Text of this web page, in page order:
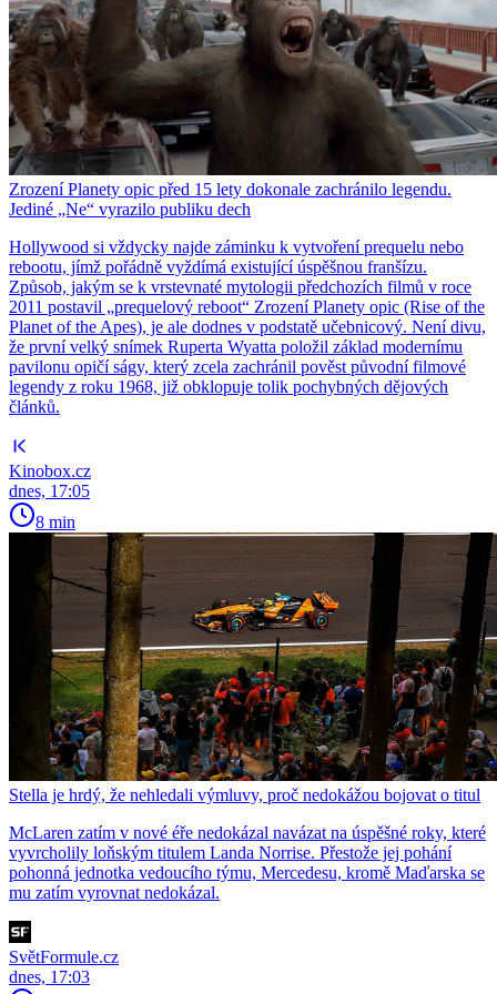
Zrození Planety opic před 15 lety dokonale zachránilo legendu.
Jediné „Ne“ vyrazilo publiku dech
Hollywood si vždycky najde záminku k vytvoření prequelu nebo
rebootu, jímž pořádně vyždímá existující úspěšnou franšízu.
Způsob, jakým se k vrstevnaté mytologii předchozích filmů v roce
2011 postavil „prequelový reboot“ Zrození Planety opic (Rise of the
Planet of the Apes), je ale dodnes v podstatě učebnicový. Není divu,
že první velký snímek Ruperta Wyatta položil základ modernímu
pavilonu opičí ságy, který zcela zachránil pověst původní filmové
legendy z roku 1968, již obklopuje tolik pochybných dějových
článků.
Kinobox.cz
dnes, 17:05
8 min
Stella je hrdý, že nehledali výmluvy, proč nedokážou bojovat o titul
McLaren zatím v nové éře nedokázal navázat na úspěšné roky, které
vyvrcholily loňským titulem Landa Norrise. Přestože jej pohání
pohonná jednotka vedoucího týmu, Mercedesu, kromě Maďarska se
mu zatím vyrovnat nedokázal.
SvětFormule.cz
dnes, 17:03